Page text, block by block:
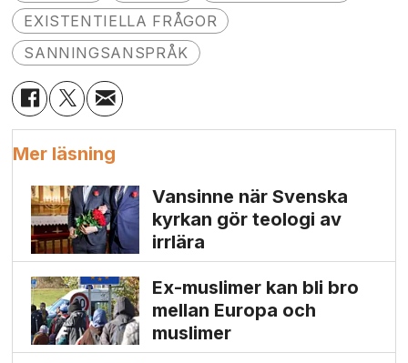
EXISTENTIELLA FRÅGOR
SANNINGSANSPRÅK
Mer läsning
Vansinne när Svenska
kyrkan gör teologi av
irrlära
Ex-muslimer kan bli bro
mellan Europa och
muslimer